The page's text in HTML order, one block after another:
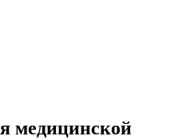
медицинской